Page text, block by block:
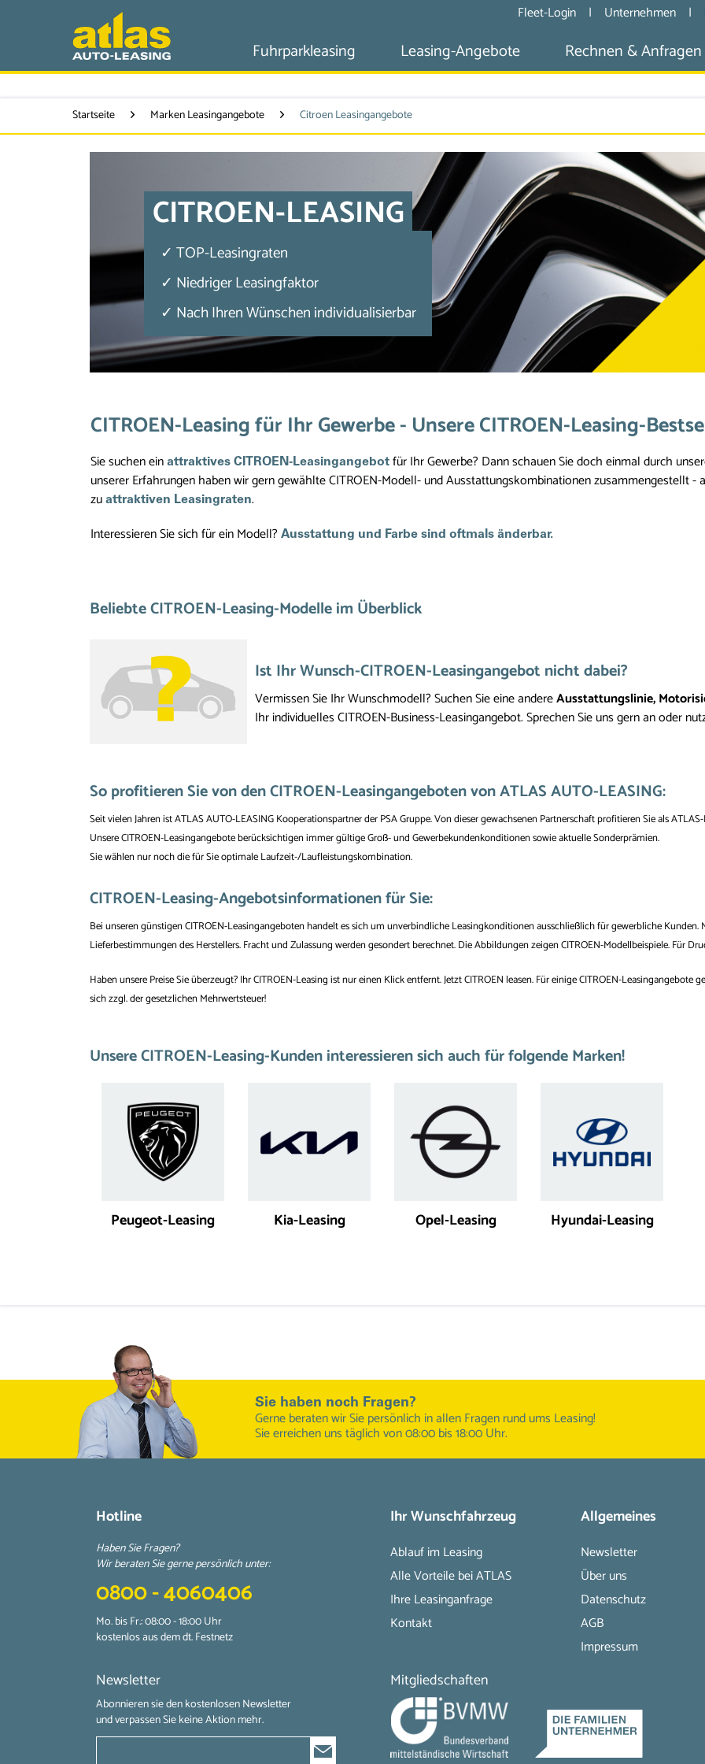
Fleet-Login | Unternehmen |
Fuhrparkleasing Leasing-Angebote Rechnen & Anfragen
Startseite Marken Leasingangebote Citroen Leasingangebote
CITROEN-LEASING
✓ TOP-Leasingraten
✓ Niedriger Leasingfaktor
✓ Nach Ihren Wünschen individualisierbar
CITROEN-Leasing für Ihr Gewerbe - Unsere CITROEN-Leasing-
Sie suchen ein attraktives CITROEN-Leasingangebot für Ihr Gewerbe? Dann schauen Sie doch einmal durch
unserer Erfahrungen haben wir gern gewählte CITROEN-Modell- und Ausstattungskombinationen zusammengestellt -
zu attraktiven Leasingraten.
Interessieren Sie sich für ein Modell? Ausstattung und Farbe sind oftmals änderbar.
Beliebte CITROEN-Leasing-Modelle im Überblick
Ist Ihr Wunsch-CITROEN-Leasingangebot nicht dabei?
Vermissen Sie Ihr Wunschmodell? Suchen Sie eine andereAusstattungslinie,
Ihr individuelles CITROEN-Business-Leasingangebot. Sprechen Sie uns gern an oder
So profitieren Sie von den CITROEN-Leasingangeboten von ATLAS AUTO-LEASING:
Seit vielen Jahren ist ATLAS AUTO-LEASING Kooperationspartner der PSA Gruppe. Von dieser gewachsenen Partnerschaft profitieren Sie als
Unsere CITROEN-Leasingangebote berücksichtigen immer gültige Groß- und Gewerbekundenkonditionen sowie aktuelle Sonderprämien.
Sie wählen nur noch die für Sie optimale Laufzeit-/Laufleistungskombination.
CITROEN-Leasing-Angebotsinformationen für Sie:
Bei unseren günstigen CITROEN-Leasingangeboten handelt es sich um unverbindliche Leasingkonditionen ausschließlich für gewerbliche
Lieferbestimmungen des Herstellers. Fracht und Zulassung werden gesondert berechnet. Die Abbildungen zeigen CITROEN-Modellbeispiele. Für
Haben unsere Preise Sie überzeugt? Ihr CITROEN-Leasing ist nur einen Klick entfernt. Jetzt CITROEN leasen. Für einige CITROEN-
sich zzgl. der gesetzlichen Mehrwertsteuer!
Unsere CITROEN-Leasing-Kunden interessieren sich auch für folgende Marken!
Peugeot-Leasing Kia-Leasing Opel-Leasing Hyundai-Leasing
Sie haben noch Fragen?
Gerne beraten wir Sie persönlich in allen Fragen rund ums Leasing!
Sie erreichen uns täglich von 08:00 bis 18:00 Uhr.
Hotline
Haben Sie Fragen?
Wir beraten Sie gerne persönlich unter:
0800 - 4060406
Mo. bis Fr.: 08:00 - 18:00 Uhr
kostenlos aus dem dt. Festnetz
Ihr Wunschfahrzeug
Ablauf im Leasing
Alle Vorteile bei ATLAS
Ihre Leasinganfrage
Kontakt
Allgemeines
Newsletter
Über uns
Datenschutz
AGB
Impressum
Newsletter
Abonnieren sie den kostenlosen Newsletter
und verpassen Sie keine Aktion mehr.
Mitgliedschaften